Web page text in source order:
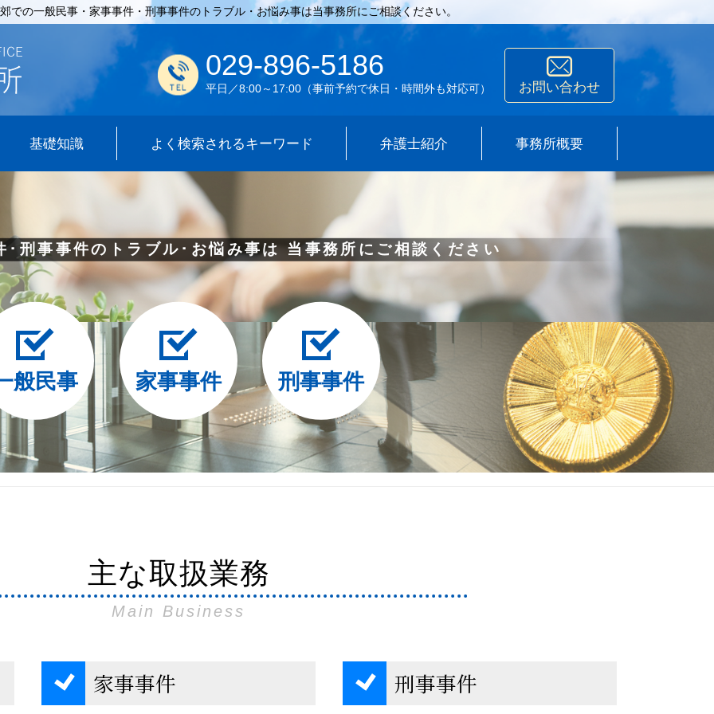
での一般民事・家事事件・刑事事件のトラブル・お悩み事は当事務所にご相談ください。
029-896-5186
平日／8:00～17:00（事前予約で休日・時間外も対応可） お問い合わせ
基礎知識 よく検索されるキーワード 弁護士紹介 事務所概要
･刑事事件のトラブル･お悩み事は 当事務所にご相談ください
般民事 家事事件 刑事事件
主な取扱業務
Main Business
家事事件 刑事事件